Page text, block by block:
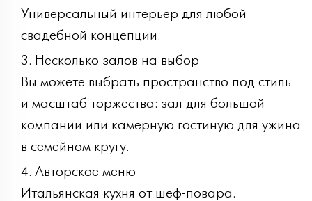
Универсальный интерьер для любой
свадебной концепции.
Несколько залов на выбор
Вы можете выбрать пространство под стиль
и масштаб торжества: зал для большой
компании или камерную гостиную для ужина
в семейном кругу.
Авторское меню
Итальянская кухня от шеф-повара.